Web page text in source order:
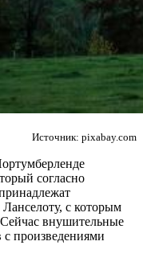
Источник: pixabay.com
согласно
с которым
внушительные
с произведениями